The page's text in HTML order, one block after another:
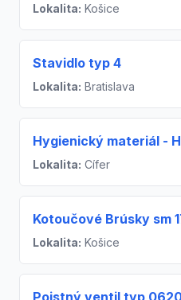
Lokalita: Košice
Stavidlo typ 4
Lokalita: Bratislava
Hygienický materiál -
Lokalita: Cífer
Kotoučové Brúsky sm
Lokalita: Košice
Poistný ventil typ